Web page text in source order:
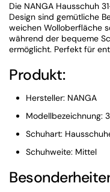
Die NANGA Hausschuh
Design sind gemütliche
weichen Wolloberfläche
während der bequeme
ermöglicht. Perfekt für
Produkt:
Hersteller: NANGA
Modellbezeichnung:
Schuhart:
Schuhweite: Mittel